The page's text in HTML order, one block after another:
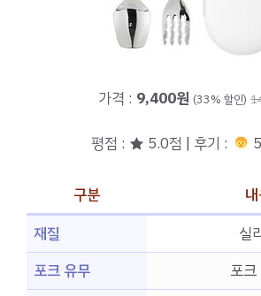
가격 : 9,400원 (33% 할인)
평점 : ★ 5.0점 | 후기 :
구분
재질
실
포크 유무
포